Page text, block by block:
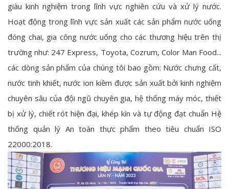
giàu kinh nghiệm trong lĩnh vực nghiên cứu và xử lý nước.
Hoạt động trong lĩnh vực sản xuất các sản phẩm nước uống
đóng chai, gia công nước uống cho các thương hiệu trên thị
trường như: 247 Express, Toyota, Cozrum, Color Man Food...
các dòng sản phẩm của chúng tôi bao gồm: Nước chưng cất,
nước tinh khiết, nước ion kiềm được sản xuất bởi kinh nghiệm
chuyên sâu của đội ngũ chuyên gia, hệ thống máy móc, thiết
bị xử lý, chiết rót hiện đại, khép kín và tự động đạt chuẩn Hệ
thống quản lý An toàn thực phẩm theo tiêu chuẩn ISO
22000:2018.